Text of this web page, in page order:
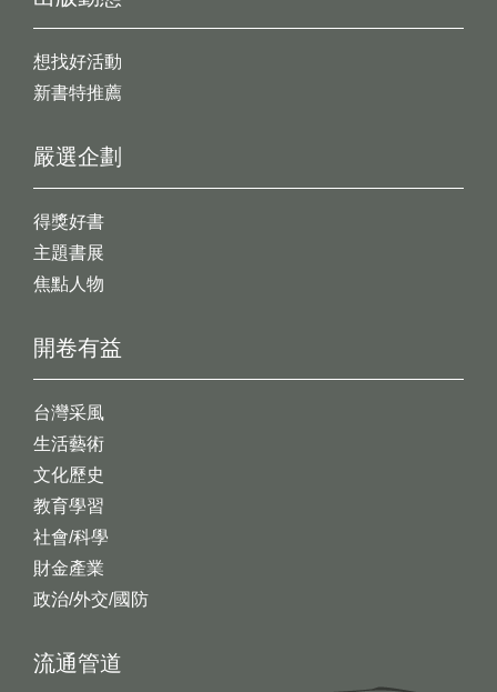
想找好活動
新書特推薦
開卷有益
台灣采風
生活藝術
文化歷史
教育學習
社會/科學
財金產業
政治/外交/國防
嚴選企劃
得獎好書
主題書展
焦點人物
流通管道